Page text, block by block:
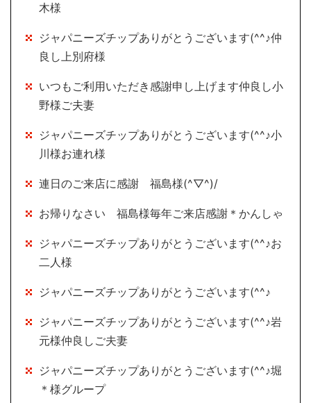
木様
ジャパニーズチップありがとうございます(^^♪仲
良し上別府様
いつもご利用いただき感謝申し上げます仲良し小
野様ご夫妻
ジャパニーズチップありがとうございます(^^♪小
川様お連れ様
連日のご来店に感謝 福島様(^▽^)/
お帰りなさい 福島様毎年ご来店感謝＊かんしゃ
ジャパニーズチップありがとうございます(^^♪お
二人様
ジャパニーズチップありがとうございます(^^♪
ジャパニーズチップありがとうございます(^^♪岩
元様仲良しご夫妻
ジャパニーズチップありがとうございます(^^♪堀
＊様グループ